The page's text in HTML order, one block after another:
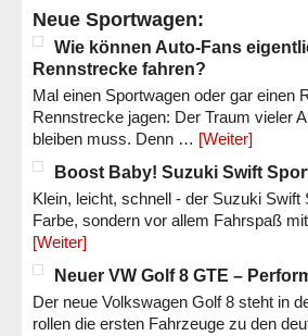
Neue Sportwagen:
Wie können Auto-Fans
Rennstrecke fahren?
Mal einen Sportwagen oder gar einen
Rennstrecke jagen: Der Traum vieler
bleiben muss. Denn … [Weiter]
Boost Baby! Suzuki Swift
Klein, leicht, schnell - der Suzuki
Farbe, sondern vor allem Fahrspaß
[Weiter]
Neuer VW Golf 8 GTE –
Der neue Volkswagen Golf 8 steht in
rollen die ersten Fahrzeuge zu den